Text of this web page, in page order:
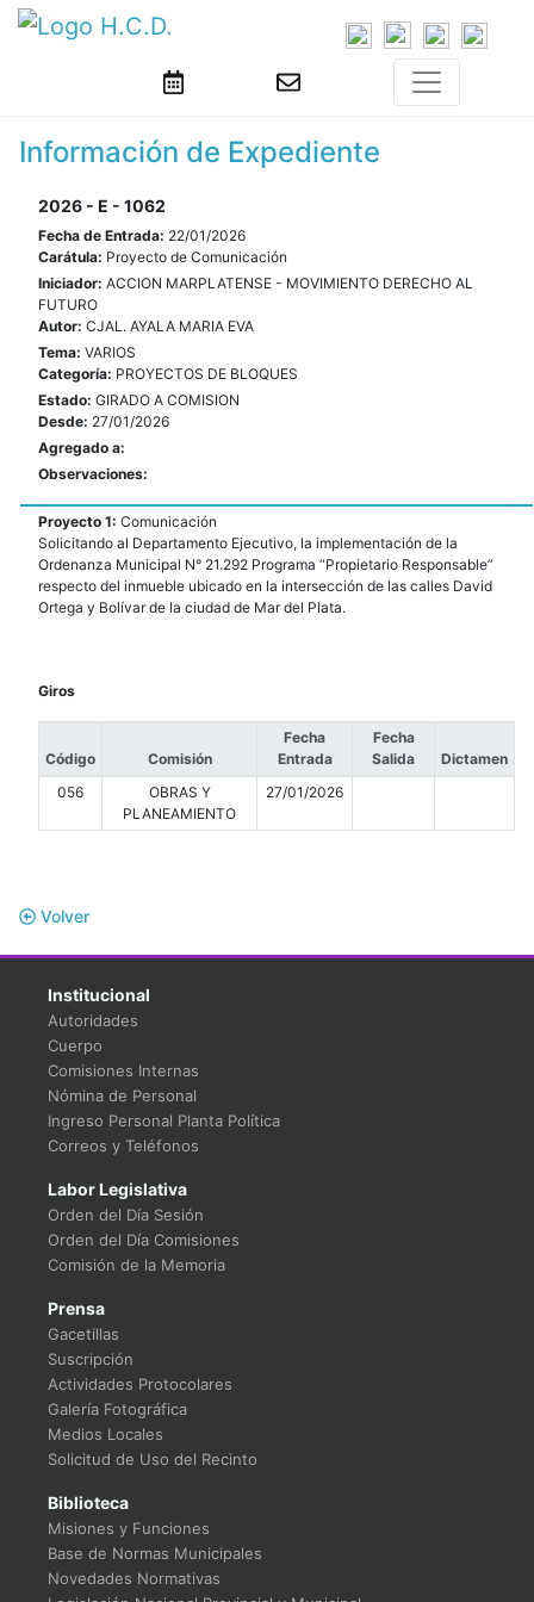
Información de Expediente
2026 - E - 1062
Fecha de Entrada: 22/01/2026
Carátula: Proyecto de Comunicación
Iniciador: ACCION MARPLATENSE - MOVIMIENTO DERECHO AL
FUTURO
Autor: CJAL. AYALA MARIA EVA
Tema: VARIOS
Categoría: PROYECTOS DE BLOQUES
Estado: GIRADO A COMISION
Desde: 27/01/2026
Agregado a:
Observaciones:
Proyecto 1: Comunicación
Solicitando al Departamento Ejecutivo, la implementación de la
Ordenanza Municipal N° 21.292 Programa “Propietario Responsable”
respecto del inmueble ubicado en la intersección de las calles David
Ortega y Bolívar de la ciudad de Mar del Plata.
Giros
Código Comisión
Fecha
Entrada
Fecha
Salida
Dictamen
056
OBRAS Y
PLANEAMIENTO
27/01/2026
Volver
Institucional
Autoridades
Cuerpo
Comisiones Internas
Nómina de Personal
Ingreso Personal Planta Política
Correos y Teléfonos
Labor Legislativa
Orden del Día Sesión
Orden del Día Comisiones
Comisión de la Memoria
Prensa
Gacetillas
Suscripción
Actividades Protocolares
Galería Fotográfica
Medios Locales
Solicitud de Uso del Recinto
Biblioteca
Misiones y Funciones
Base de Normas Municipales
Novedades Normativas